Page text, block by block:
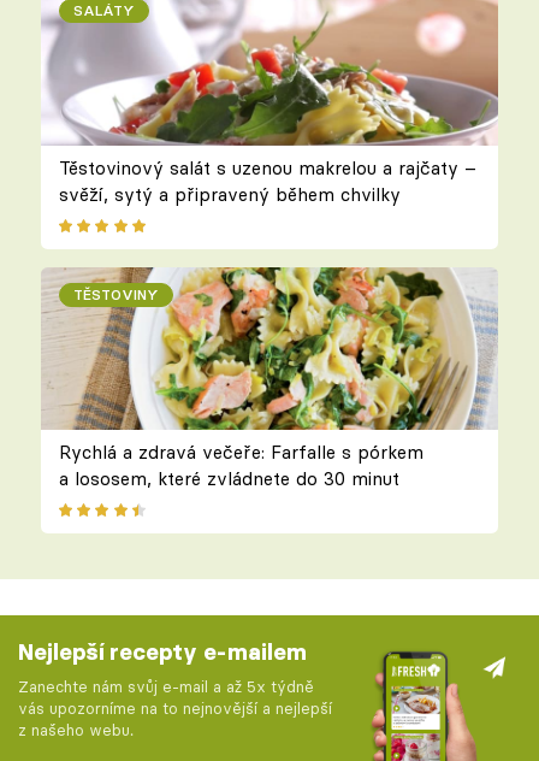
SALÁTY
Těstovinový salát s uzenou makrelou a rajčaty –
svěží, sytý a připravený během chvilky
TĚSTOVINY
Rychlá a zdravá večeře: Farfalle s pórkem
a lososem, které zvládnete do 30 minut
Nejlepší recepty e-mailem
Zanechte nám svůj e-mail a až 5x týdně
vás upozorníme na to nejnovější a nejlepší
z našeho webu.